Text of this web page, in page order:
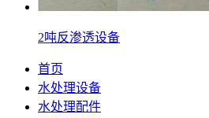
2吨反渗透设备
首页
水处理设备
水处理配件